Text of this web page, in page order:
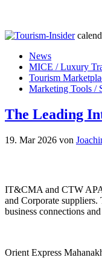
News
MICE / Luxury
Tourism
Marketing Tools /
The Leading
19. Mar 2026 von
IT&CMA and CTW
and Corporate
business connections
Orient Express